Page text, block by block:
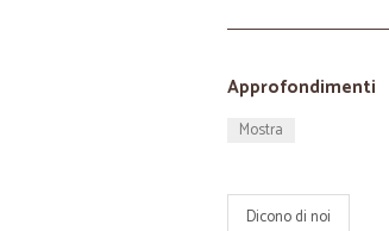
Approfondimenti
Mostra
Dicono di noi